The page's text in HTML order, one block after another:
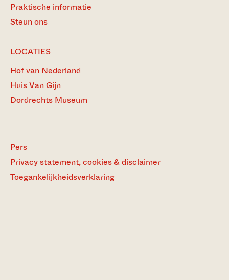
Praktische informatie
Steun ons
LOCATIES
Hof van Nederland
Huis Van Gijn
Dordrechts Museum
Pers
Privacy statement, cookies & disclaimer
Toegankelijkheidsverklaring